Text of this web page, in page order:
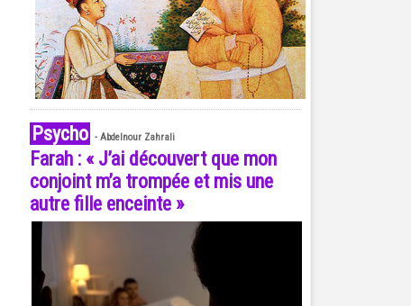
Psycho - Abdelnour Zahrali
Farah : « J’ai découvert que mon
conjoint m’a trompée et mis une
autre fille enceinte »